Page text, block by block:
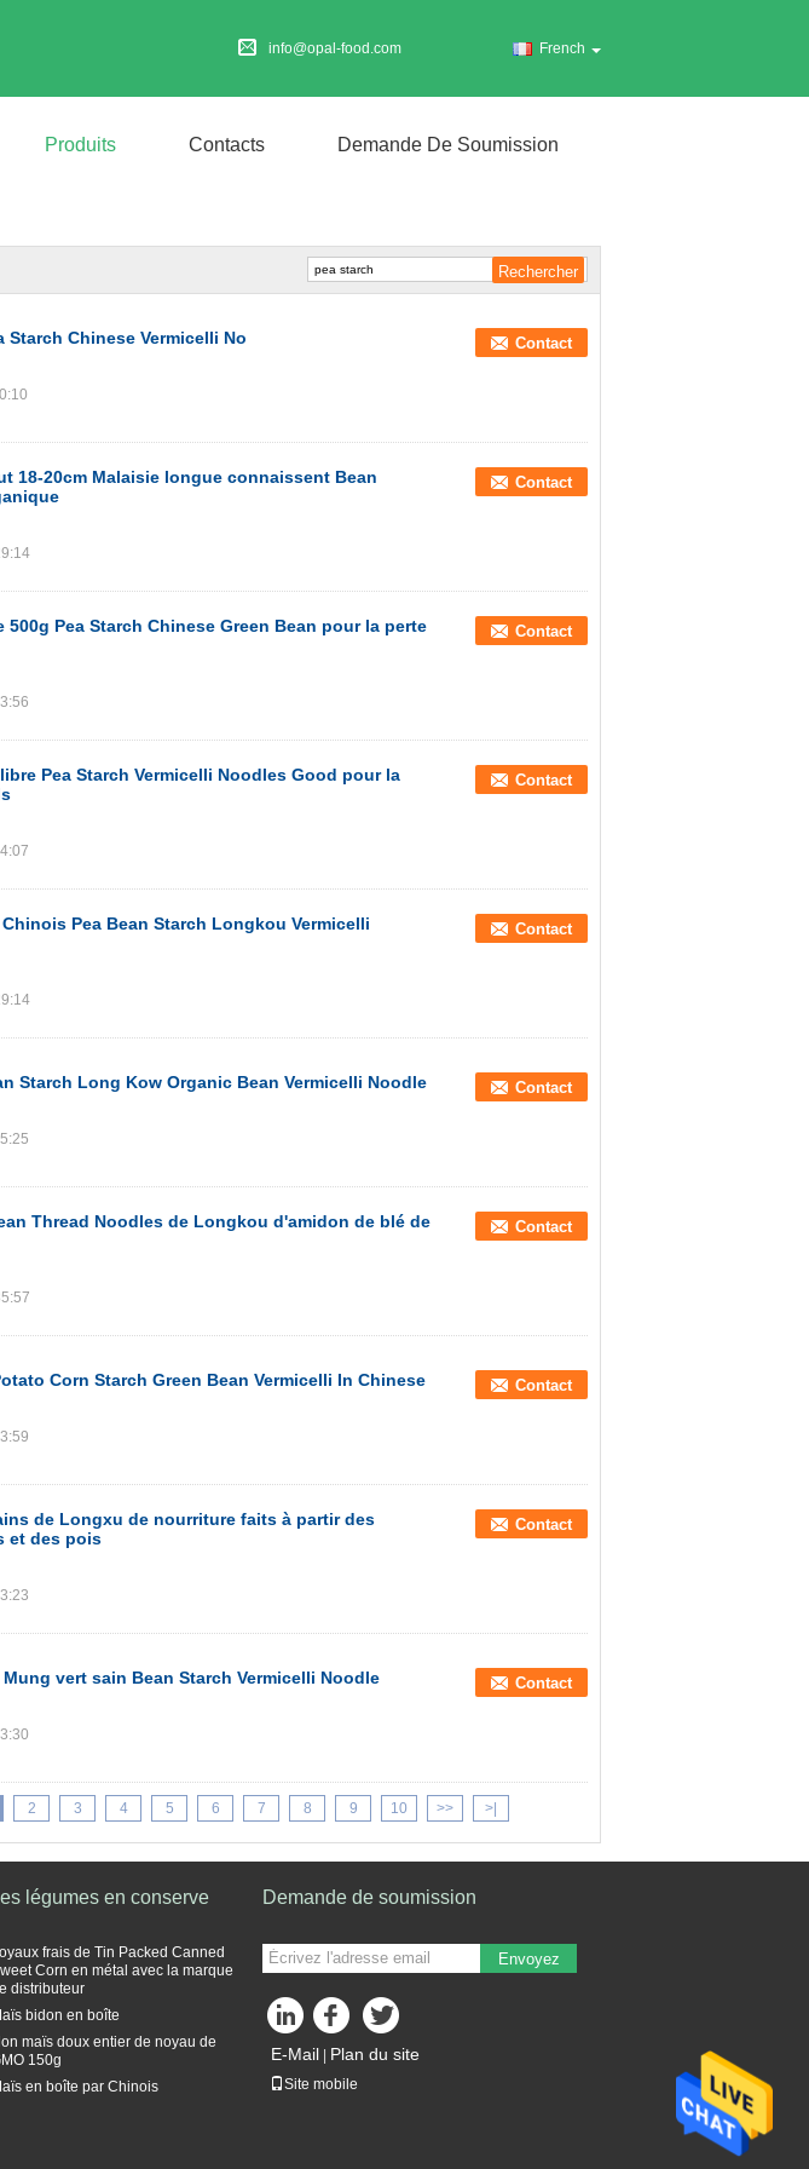
info@opal-food.com French
Produits Contacts Demande De Soumission
Starch Chinese Vermicelli No Contact
18-20cm Malaisie longue connaissent Bean
Contact
500g Pea Starch Chinese Green Bean pour la perte
Contact
Pea Starch Vermicelli Noodles Good pour la
Contact
Chinois Pea Bean Starch Longkou Vermicelli
Contact
Starch Long Kow Organic Bean Vermicelli Noodle Contact
Thread Noodles de Longkou d'amidon de blé de
Contact
Corn Starch Green Bean Vermicelli In Chinese Contact
de Longxu de nourriture faits à partir des
et des pois
Contact
Mung vert sain Bean Starch Vermicelli Noodle Contact
2 3 4 5 6 7 8 9 10 >> >|
légumes en conserve
frais de Tin Packed Canned
Corn en métal avec la marque
distributeur
bidon en boîte
maïs doux entier de noyau de
150g
en boîte par Chinois
Demande de soumission
Envoyez
E-Mail Plan du site
Site mobile